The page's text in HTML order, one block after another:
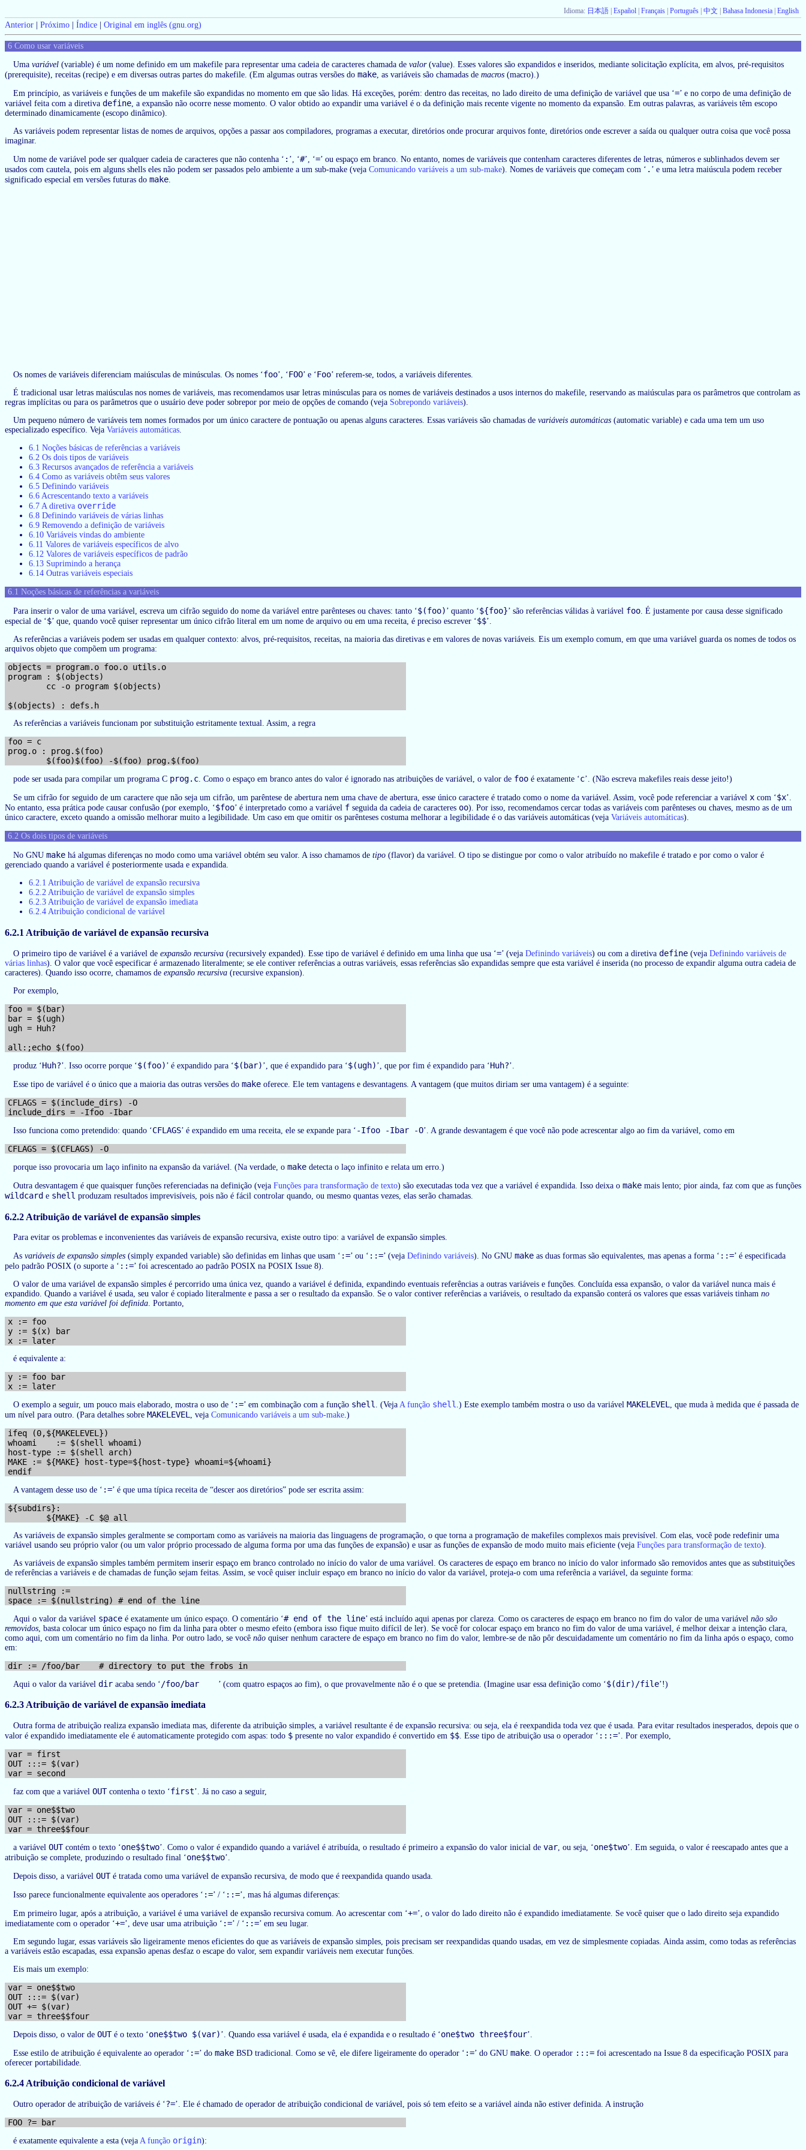
Idioma: 日本語 Español Français Português 中文 Bahasa Indonesia English
Anterior Próximo Índice Original em inglês (gnu.org)
6 Como usar variáveis
Uma variável (variable) é um nome definido em um makefile para representar uma cadeia de caracteres chamada de valor(value). Esses valores são expandidos e inseridos, mediante solicitação explícita, em alvos, pré-requisitos
(prerequisite), receitas (recipe) e em diversas outras partes do makefile. (Em algumas outras versões do make, as variáveis são chamadas de macros (macro).)
Em princípio, as variáveis e funções de um makefile são expandidas no momento em que são lidas. Há exceções, porém: dentro das receitas, no lado direito de uma definição de variável que usa ‘=’ e no corpo de uma definição de
variável feita com a diretiva define, a expansão não ocorre nesse momento. O valor obtido ao expandir uma variável é o da definição mais recente vigente no momento da expansão. Em outras palavras, as variáveis têm escopo
determinado dinamicamente (escopo dinâmico).
As variáveis podem representar listas de nomes de arquivos, opções a passar aos compiladores, programas a executar, diretórios onde procurar arquivos fonte, diretórios onde escrever a saída ou qualquer outra coisa que você possa
imaginar.
Um nome de variável pode ser qualquer cadeia de caracteres que não contenha ‘ : ’, ‘#’, ‘=’ ou espaço em branco. No entanto, nomes de variáveis que contenham caracteres diferentes de letras, números e sublinhados devem ser
usados com cautela, pois em alguns shells eles não podem ser passados pelo ambiente a um sub-make (veja Comunicando variáveis a um sub-make). Nomes de variáveis que começam com ‘ . ’ e uma letra maiúscula podem receber
significado especial em versões futuras do make.
Os nomes de variáveis diferenciam maiúsculas de minúsculas. Os nomes ‘foo’, ‘FOO’ e ‘Foo’ referem-se, todos, a variáveis diferentes.
É tradicional usar letras maiúsculas nos nomes de variáveis, mas recomendamos usar letras minúsculas para os nomes de variáveis destinados a usos internos do makefile, reservando as maiúsculas para os parâmetros que controlam as
regras implícitas ou para os parâmetros que o usuário deve poder sobrepor por meio de opções de comando (veja Sobrepondo variáveis).
Um pequeno número de variáveis tem nomes formados por um único caractere de pontuação ou apenas alguns caracteres. Essas variáveis são chamadas de variáveis automáticas (automatic variable) e cada uma tem um uso
especializado específico. Veja Variáveis automáticas.
6.1 Noções básicas de referências a variáveis
6.2 Os dois tipos de variáveis
6.3 Recursos avançados de referência a variáveis
6.4 Como as variáveis obtêm seus valores
6.5 Definindo variáveis
6.6 Acrescentando texto a variáveis
6.7 A diretiva override
6.8 Definindo variáveis de várias linhas
6.9 Removendo a definição de variáveis
6.10 Variáveis vindas do ambiente
6.11 Valores de variáveis específicos de alvo
6.12 Valores de variáveis específicos de padrão
6.13 Suprimindo a herança
6.14 Outras variáveis especiais
6.1 Noções básicas de referências a variáveis
Para inserir o valor de uma variável, escreva um cifrão seguido do nome da variável entre parênteses ou chaves: tanto ‘$(foo) ’ quanto ‘${foo}’ são referências válidas à variável foo. É justamente por causa desse significado
especial de ‘$’ que, quando você quiser representar um único cifrão literal em um nome de arquivo ou em uma receita, é preciso escrever ‘$$’.
As referências a variáveis podem ser usadas em qualquer contexto: alvos, pré-requisitos, receitas, na maioria das diretivas e em valores de novas variáveis. Eis um exemplo comum, em que uma variável guarda os nomes de todos os
arquivos objeto que compõem um programa:
objects = program.o foo.o utils.o
program : $(objects)
        cc -o program $(objects)
As referências a variáveis funcionam por substituição estritamente textual. Assim, a regra
foo = c
prog.o : prog.$(foo)
pode ser usada para compilar um programa C prog.c. Como o espaço em branco antes do valor é ignorado nas atribuições de variável, o valor de foo é exatamente ‘c’. (Não escreva makefiles reais desse jeito!)
Se um cifrão for seguido de um caractere que não seja um cifrão, um parêntese de abertura nem uma chave de abertura, esse único caractere é tratado como o nome da variável. Assim, você pode referenciar a variável x com ‘$x’.
No entanto, essa prática pode causar confusão (por exemplo, ‘$foo’ é interpretado como a variável f seguida da cadeia de caracteres oo). Por isso, recomendamos cercar todas as variáveis com parênteses ou chaves, mesmo as de um
único caractere, exceto quando a omissão melhorar muito a legibilidade. Um caso em que omitir os parênteses costuma melhorar a legibilidade é o das variáveis automáticas (veja Variáveis automáticas).
6.2 Os dois tipos de variáveis
No GNU make há algumas diferenças no modo como uma variável obtém seu valor. A isso chamamos de tipo (flavor) da variável. O tipo se distingue por como o valor atribuído no makefile é tratado e por como o valor é
gerenciado quando a variável é posteriormente usada e expandida.
6.2.1 Atribuição de variável de expansão recursiva
6.2.2 Atribuição de variável de expansão simples
6.2.3 Atribuição de variável de expansão imediata
6.2.4 Atribuição condicional de variável
6.2.1 Atribuição de variável de expansão recursiva
O primeiro tipo de variável é a variável de expansão recursiva (recursively expanded). Esse tipo de variável é definido em uma linha que usa ‘=’ (veja Definindo variáveis) ou com a diretiva define (veja Definindo variáveis de
várias linhas). O valor que você especificar é armazenado literalmente; se ele contiver referências a outras variáveis, essas referências são expandidas sempre que esta variável é inserida (no processo de expandir alguma outra cadeia de
caracteres). Quando isso ocorre, chamamos de expansão recursiva (recursive expansion).
Por exemplo,
foo = $(bar)
bar = $(ugh)
ugh = Huh?
produz ‘Huh?’. Isso ocorre porque ‘$(foo) ’ é expandido para ‘$(bar) ’, que é expandido para ‘$(ugh) ’, que por fim é expandido para ‘Huh?’.
Esse tipo de variável é o único que a maioria das outras versões do make oferece. Ele tem vantagens e desvantagens. A vantagem (que muitos diriam ser uma vantagem) é a seguinte:
CFLAGS = $(include_dirs) -O
Isso funciona como pretendido: quando ‘CFLAGS’ é expandido em uma receita, ele se expande para ‘ -Ifoo -Ibar -O’. A grande desvantagem é que você não pode acrescentar algo ao fim da variável, como em
porque isso provocaria um laço infinito na expansão da variável. (Na verdade, o make detecta o laço infinito e relata um erro.)
Outra desvantagem é que quaisquer funções referenciadas na definição (veja Funções para transformação de texto) são executadas toda vez que a variável é expandida. Isso deixa o make mais lento; pior ainda, faz com que as funções
wildcard e shell produzam resultados imprevisíveis, pois não é fácil controlar quando, ou mesmo quantas vezes, elas serão chamadas.
6.2.2 Atribuição de variável de expansão simples
Para evitar os problemas e inconvenientes das variáveis de expansão recursiva, existe outro tipo: a variável de expansão simples.
As variáveis de expansão simples (simply expanded variable) são definidas em linhas que usam ‘ :=’ ou ‘ ::=’ (veja Definindo variáveis). No GNU make as duas formas são equivalentes, mas apenas a forma ‘ ::=’ é especificada
pelo padrão POSIX (o suporte a ‘ ::=’ foi acrescentado ao padrão POSIX na POSIX Issue 8).
O valor de uma variável de expansão simples é percorrido uma única vez, quando a variável é definida, expandindo eventuais referências a outras variáveis e funções. Concluída essa expansão, o valor da variável nunca mais é
expandido. Quando a variável é usada, seu valor é copiado literalmente e passa a ser o resultado da expansão. Se o valor contiver referências a variáveis, o resultado da expansão conterá os valores que essas variáveis tinham no
momento em que esta variável foi definida . Portanto,
x := foo
y := $(x) bar
é equivalente a:
y := foo bar
O exemplo a seguir, um pouco mais elaborado, mostra o uso de ‘ :=’ em combinação com a função shell . (Veja A função shell .) Este exemplo também mostra o uso da variável MAKELEVEL
, que muda à medida que é passada de
um nível para outro. (Para detalhes sobre MAKELEVEL , veja Comunicando variáveis a um sub-make .)
ifeq (0,${MAKELEVEL})
whoami    := $(shell whoami)
host-type := $(shell arch)
MAKE := ${MAKE} host-type=${host-type} whoami=${whoami}
A vantagem desse uso de ‘ :=’ é que uma típica receita de “descer aos diretórios” pode ser escrita assim:
${subdirs}:
As variáveis de expansão simples geralmente se comportam como as variáveis na maioria das linguagens de programação, o que torna a programação de makefiles complexos mais previsível. Com elas, você pode redefinir uma
variável usando seu próprio valor (ou um valor próprio processado de alguma forma por uma das funções de expansão) e usar as funções de expansão de modo muito mais eficiente (veja Funções para transformação de texto).
As variáveis de expansão simples também permitem inserir espaço em branco controlado no início do valor de uma variável. Os caracteres de espaço em branco no início do valor informado são removidos antes que as substituições
de referências a variáveis e de chamadas de função sejam feitas. Assim, se você quiser incluir espaço em branco no início do valor da variável, proteja-o com uma referência a variável, da seguinte forma:
nullstring :=
Aqui o valor da variável space é exatamente um único espaço. O comentário ‘# end of the line’ está incluído aqui apenas por clareza. Como os caracteres de espaço em branco no fim do valor de uma variável não são
removidos , basta colocar um único espaço no fim da linha para obter o mesmo efeito (embora isso fique muito difícil de ler). Se você for colocar espaço em branco no fim do valor de uma variável, é melhor deixar a intenção clara,
como aqui, com um comentário no fim da linha. Por outro lado, se você não quiser nenhum caractere de espaço em branco no fim do valor, lembre-se de não pôr descuidadamente um comentário no fim da linha após o espaço, como
em:
Aqui o valor da variável dir acaba sendo ‘ /foo/bar ’ (com quatro espaços ao fim), o que provavelmente não é o que se pretendia. (Imagine usar essa definição como ‘$(dir)/file’!)
6.2.3 Atribuição de variável de expansão imediata
Outra forma de atribuição realiza expansão imediata mas, diferente da atribuição simples, a variável resultante é de expansão recursiva: ou seja, ela é reexpandida toda vez que é usada. Para evitar resultados inesperados, depois que o
valor é expandido imediatamente ele é automaticamente protegido com aspas: todo $ presente no valor expandido é convertido em $$ . Esse tipo de atribuição usa o operador ‘ :::=’. Por exemplo,
var = first
OUT :::= $(var)
faz com que a variável OUTcontenha o texto ‘first’. Já no caso a seguir,
var = one$$two
OUT :::= $(var)
a variável OUTcontém o texto ‘one$$two’. Como o valor é expandido quando a variável é atribuída, o resultado é primeiro a expansão do valor inicial de var , ou seja, ‘one$two’. Em seguida, o valor é reescapado antes que a
atribuição se complete, produzindo o resultado final ‘one$$two’.
Depois disso, a variável OUTé tratada como uma variável de expansão recursiva, de modo que é reexpandida quando usada.
Isso parece funcionalmente equivalente aos operadores ‘ :=’ / ‘ ::=’, mas há algumas diferenças:
Em primeiro lugar, após a atribuição, a variável é uma variável de expansão recursiva comum. Ao acrescentar com ‘+=’, o valor do lado direito não é expandido imediatamente. Se você quiser que o lado direito seja expandido
imediatamente com o operador ‘+=’, deve usar uma atribuição ‘ :=’ / ‘ ::=’ em seu lugar.
Em segundo lugar, essas variáveis são ligeiramente menos eficientes do que as variáveis de expansão simples, pois precisam ser reexpandidas quando usadas, em vez de simplesmente copiadas. Ainda assim, como todas as referências
a variáveis estão escapadas, essa expansão apenas desfaz o escape do valor, sem expandir variáveis nem executar funções.
Eis mais um exemplo:
var = one$$two
OUT :::= $(var)
OUT += $(var)
Depois disso, o valor de OUTé o texto ‘one$$two $(var) ’. Quando essa variável é usada, ela é expandida e o resultado é ‘one$two three$four’.
Esse estilo de atribuição é equivalente ao operador ‘ :=’ do make BSD tradicional. Como se vê, ele difere ligeiramente do operador ‘ :=’ do GNU make . O operador :::= foi acrescentado na Issue 8 da especificação POSIX para
oferecer portabilidade.
6.2.4 Atribuição condicional de variável
Outro operador de atribuição de variáveis é ‘?=’. Ele é chamado de operador de atribuição condicional de variável, pois só tem efeito se a variável ainda não estiver definida. A instrução
é exatamente equivalente a esta (veja A função origin):